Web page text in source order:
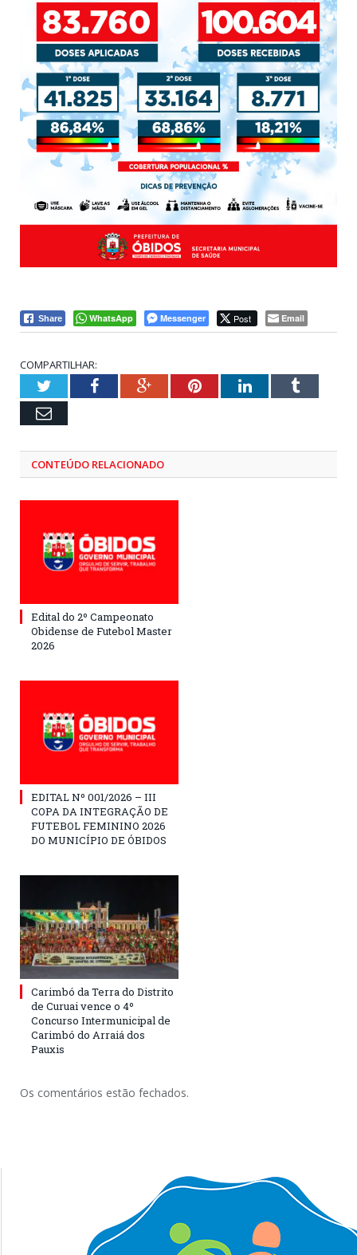
Share WhatsApp Messenger Post Email
COMPARTILHAR:
TwitterFacebookGoogle+PinterestLinkedInTumblr
Email
CONTEÚDO RELACIONADO
Edital do 2º Campeonato
Obidense de Futebol Master
2026
EDITAL Nº 001/2026 – III
COPA DA INTEGRAÇÃO DE
FUTEBOL FEMININO 2026
DO MUNICÍPIO DE ÓBIDOS
Carimbó da Terra do Distrito
de Curuai vence o 4º
Concurso Intermunicipal de
Carimbó do Arraiá dos
Pauxis
Os comentários estão fechados.